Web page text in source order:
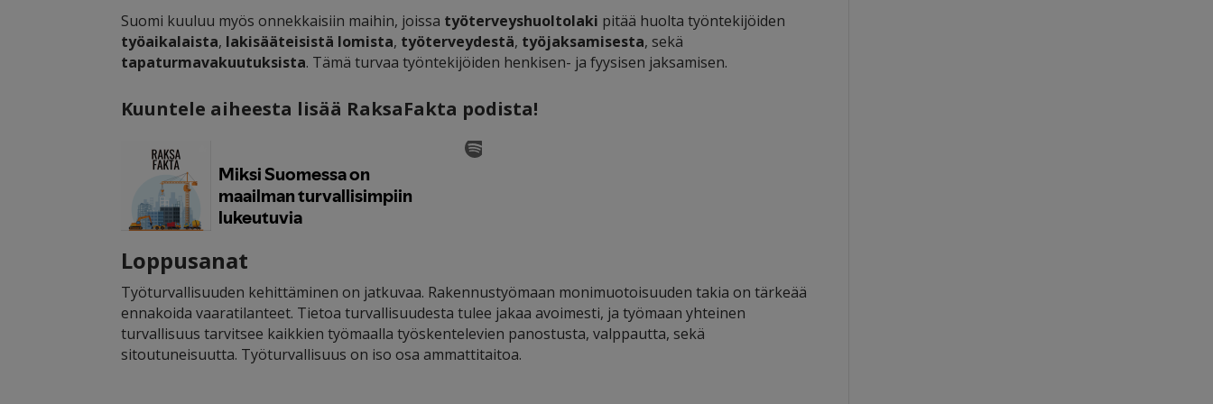
Suomi kuuluu myös onnekkaisiin maihin, joissa työterveyshuoltolaki pitää huolta työntekijöiden
työaikalaista, lakisääteisistä lomista, työterveydestä, työjaksamisesta, sekä
tapaturmavakuutuksista. Tämä turvaa työntekijöiden henkisen- ja fyysisen jaksamisen.
Kuuntele aiheesta lisää RaksaFakta podista!
Loppusanat
Työturvallisuuden kehittäminen on jatkuvaa. Rakennustyömaan monimuotoisuuden takia on tärkeää
ennakoida vaaratilanteet. Tietoa turvallisuudesta tulee jakaa avoimesti, ja työmaan yhteinen
turvallisuus tarvitsee kaikkien työmaalla työskentelevien panostusta, valppautta, sekä
sitoutuneisuutta. Työturvallisuus on iso osa ammattitaitoa.